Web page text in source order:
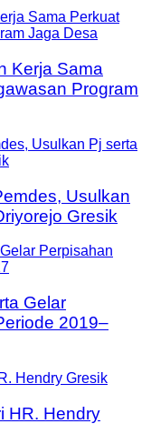
Kerja Sama
Program
Usulkan
Gresik
Gelar
2019–
HR. Hendry